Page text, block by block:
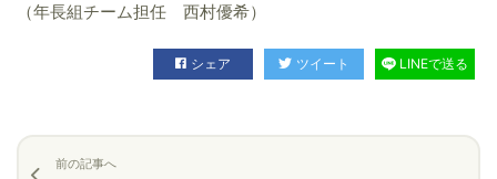
（年長組チーム担任 西村優希）
シェア ツイート LINEで送る
前の記事へ